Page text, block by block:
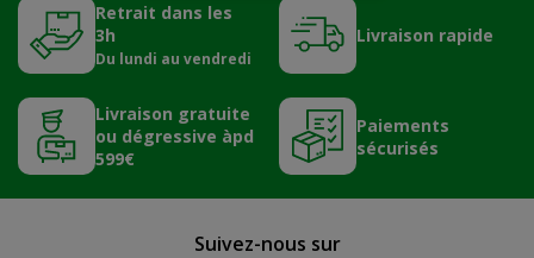
Retrait dans les
3h
Du lundi au vendredi
Livraison rapide
Livraison gratuite
ou dégressive àpd
599€
Paiements
sécurisés
Suivez-nous sur